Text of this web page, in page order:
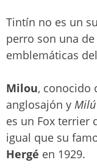
Tintín no es un
perro son una
emblemáticas
Milou, conocido
anglosajón y Milú
es un Fox terrier
igual que su
Hergé en 1929.